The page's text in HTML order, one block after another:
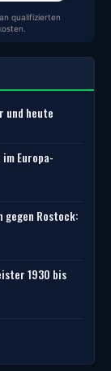
qualifizierten
und heute
Europa-
gegen Rostock:
1930 bis